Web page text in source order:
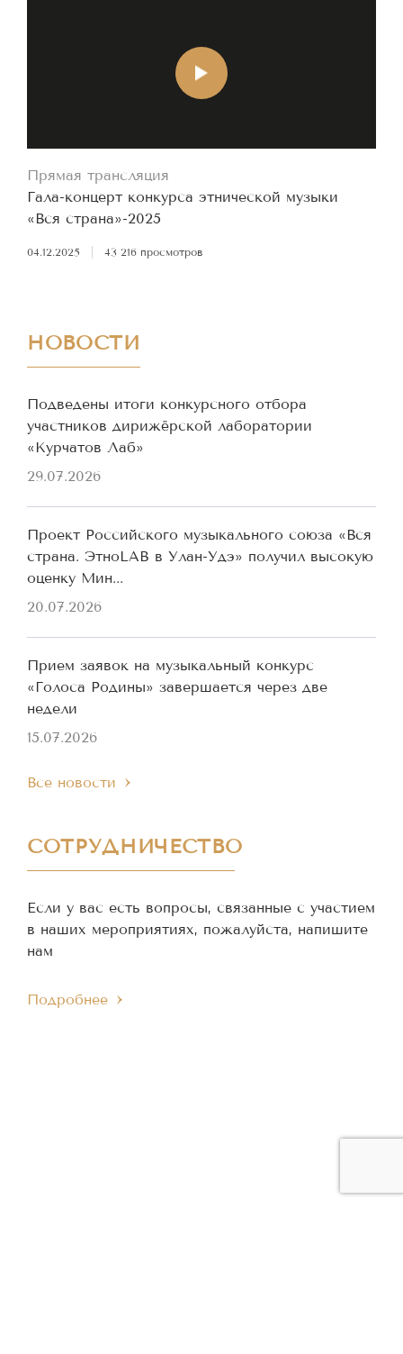
Прямая трансляция
Гала-концерт конкурса этнической музыки
«Вся страна»-2025
04.12.2025 43 216 просмотров
НОВОСТИ
Подведены итоги конкурсного отбора
участников дирижёрской лаборатории
«Курчатов Лаб»
29.07.2026
Проект Российского музыкального союза «Вся
страна. ЭтноLAB в Улан-Удэ» получил высокую
оценку Мин...
20.07.2026
Прием заявок на музыкальный конкурс
«Голоса Родины» завершается через две
недели
15.07.2026
Все новости
СОТРУДНИЧЕСТВО
Если у вас есть вопросы, связанные с участием
в наших мероприятиях, пожалуйста, напишите
нам
Подробнее